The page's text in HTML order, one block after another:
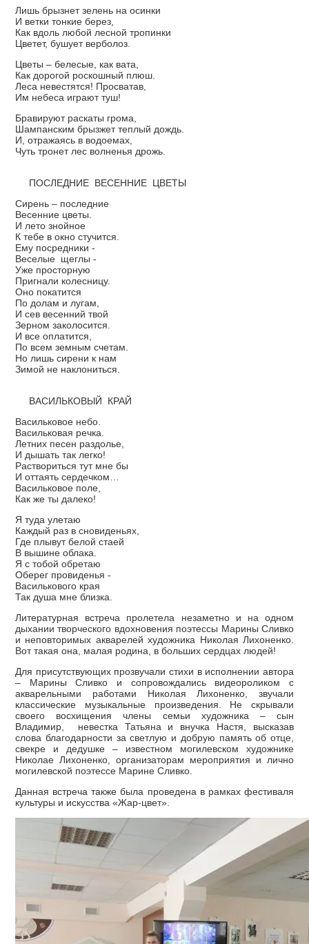
Лишь брызнет зелень на осинки
И ветки тонкие берез,
Как вдоль любой лесной тропинки
Цветет, бушует верболоз.
Цветы – белесые, как вата,
Как дорогой роскошный плюш.
Леса невестятся! Просватав,
Им небеса играют туш!
Бравируют раскаты грома,
Шампанским брызжет теплый дождь.
И, отражаясь в водоемах,
Чуть тронет лес волненья дрожь.
ПОСЛЕДНИЕ ВЕСЕННИЕ ЦВЕТЫ
Сирень – последние
Весенние цветы.
И лето знойное
К тебе в окно стучится.
Ему посредники -
Веселые щеглы -
Уже просторную
Пригнали колесницу.
Оно покатится
По долам и лугам,
И сев весенний твой
Зерном заколосится.
И все оплатится,
По всем земным счетам.
Но лишь сирени к нам
Зимой не наклониться.
ВАСИЛЬКОВЫЙ КРАЙ
Васильковое небо.
Васильковая речка.
Летних песен раздолье,
И дышать так легко!
Раствориться тут мне бы
И оттаять сердечком…
Васильковое поле,
Как же ты далеко!
Я туда улетаю
Каждый раз в сновиденьях,
Где плывут белой стаей
В вышине облака.
Я с тобой обретаю
Оберег провиденья -
Василькового края
Так душа мне близка.
Литературная встреча пролетела незаметно и на одном
дыхании творческого вдохновения поэтессы Марины Сливко
и неповторимых акварелей художника Николая Лихоненко.
Вот такая она, малая родина, в больших сердцах людей!
Для присутствующих прозвучали стихи в исполнении автора
– Марины Сливко и сопровождались видеороликом с
акварельными работами Николая Лихоненко, звучали
классические музыкальные произведения. Не скрывали
своего восхищения члены семьи художника – сын
Владимир, невестка Татьяна и внучка Настя, высказав
слова благодарности за светлую и добрую память об отце,
свекре и дедушке – известном могилевском художнике
Николае Лихоненко, организаторам мероприятия и лично
могилевской поэтессе Марине Сливко.
Данная встреча также была проведена в рамках фестиваля
культуры и искусства «Жар-цвет».